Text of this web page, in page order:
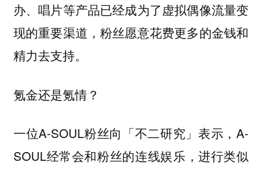
办、唱片等产品已经成为了虚拟偶像流量变
现的重要渠道，粉丝愿意花费更多的金钱和
精力去支持。
氪金还是氪情？
一位A-SOUL粉丝向「不二研究」表示，A-
SOUL经常会和粉丝的连线娱乐，进行类似